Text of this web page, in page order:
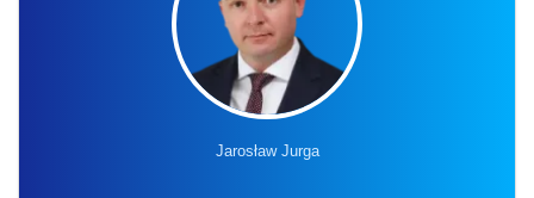
Jarosław Jurga